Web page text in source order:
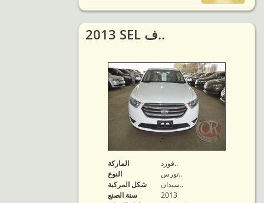
2013 SEL ف..
الماركة
فورد..
النوع
تورس..
شكل المركبة
سيدان..
سنة الصنع
2013